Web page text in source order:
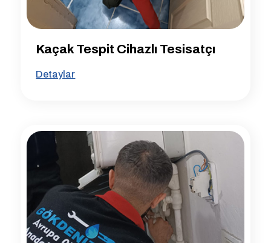
Kaçak Tespit Cihazlı Tesisatçı
Detaylar